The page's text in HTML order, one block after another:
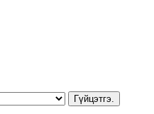
Гүйцэтгэ.